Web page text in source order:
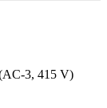
3, 415 V)